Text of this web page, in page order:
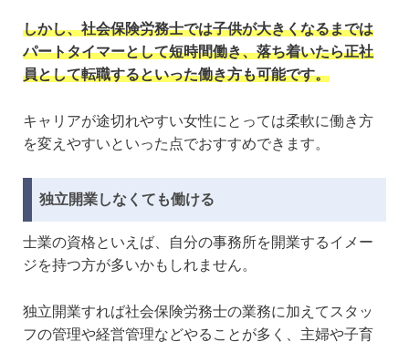
しかし、社会保険労務士では子供が大きくなるまでは
パートタイマーとして短時間働き、落ち着いたら正社
員として転職するといった働き方も可能です。
キャリアが途切れやすい女性にとっては柔軟に働き方
を変えやすいといった点でおすすめできます。
独立開業しなくても働ける
士業の資格といえば、自分の事務所を開業するイメー
ジを持つ方が多いかもしれません。
独立開業すれば社会保険労務士の業務に加えてスタッ
フの管理や経営管理などやることが多く、主婦や子育